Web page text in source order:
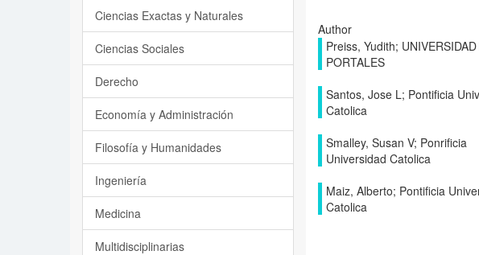
Author
Preiss, Yudith;
PORTALES
Santos, Jose L; Pontificia
Catolica
Smalley, Susan V; Ponrificia
Universidad Catolica
Maiz, Alberto; Pontificia
Catolica
Ciencias Exactas y Naturales
Ciencias Sociales
Derecho
Economía y Administración
Filosofía y Humanidades
Ingeniería
Medicina
Multidisciplinarias